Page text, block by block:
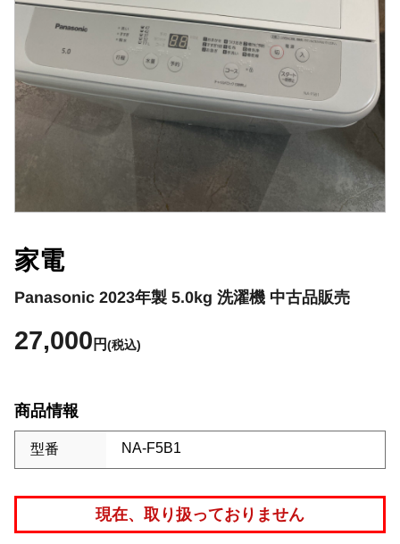
家電
Panasonic 2023年製 5.0kg 洗濯機 中古品販売
27,000 円(税込)
商品情報
型番 NA-F5B1
現在、取り扱っておりません